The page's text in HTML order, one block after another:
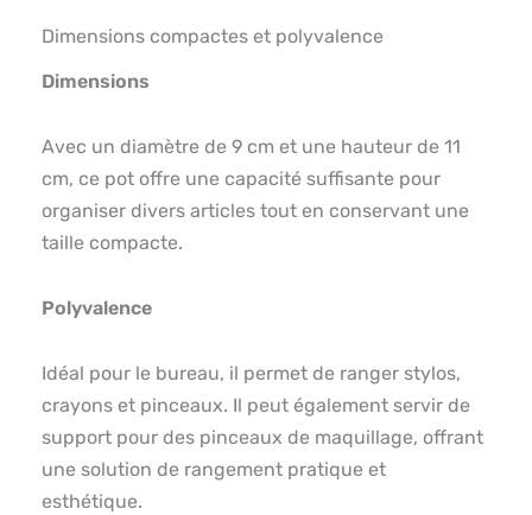
Dimensions compactes et polyvalence
Dimensions
Avec un diamètre de 9 cm et une hauteur de 11
cm, ce pot offre une capacité suffisante pour
organiser divers articles tout en conservant une
taille compacte.
Polyvalence
Idéal pour le bureau, il permet de ranger stylos,
crayons et pinceaux. Il peut également servir de
support pour des pinceaux de maquillage, offrant
une solution de rangement pratique et
esthétique.